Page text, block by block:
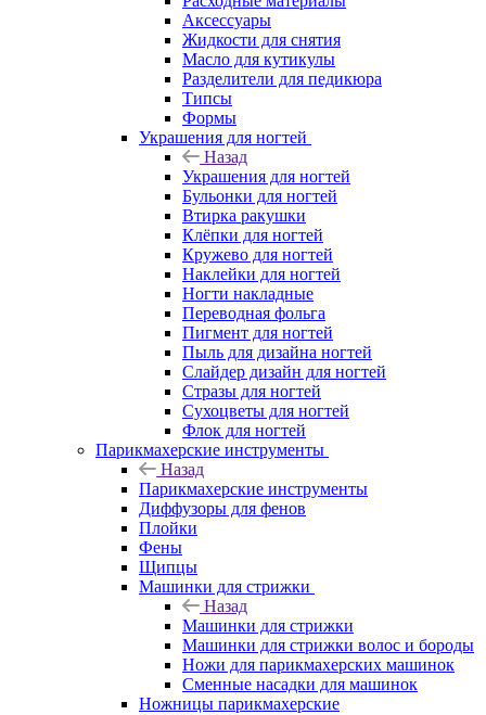
Аксессуары
Жидкости для снятия
Масло для кутикулы
Разделители для педикюра
Типсы
Формы
Украшения для ногтей
Назад
Украшения для ногтей
Бульонки для ногтей
Втирка ракушки
Клёпки для ногтей
Кружево для ногтей
Наклейки для ногтей
Ногти накладные
Переводная фольга
Пигмент для ногтей
Пыль для дизайна ногтей
Слайдер дизайн для ногтей
Стразы для ногтей
Сухоцветы для ногтей
Флок для ногтей
Парикмахерские инструменты
Назад
Парикмахерские инструменты
Диффузоры для фенов
Плойки
Фены
Щипцы
Машинки для стрижки
Назад
Машинки для стрижки
Машинки для стрижки волос и бороды
Ножи для парикмахерских машинок
Сменные насадки для машинок
Ножницы парикмахерские